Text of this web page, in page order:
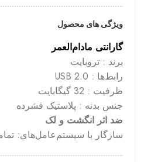
ویژگی های محصول
گارانتی مادام‌العمر
برند : تروبایت
رابط‌ها : USB 2.0
ظرفیت : 32 گیگابایت
جنس بدنه : پلاستیک فشرده
ضد اثر انگشت و لک
سازگار با سیستم‌عامل‌های: